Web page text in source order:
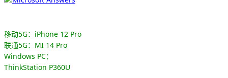
移动5G：iPhone 12 Pro
联通5G：MI 14 Pro
Windows PC：
ThinkStation P360U